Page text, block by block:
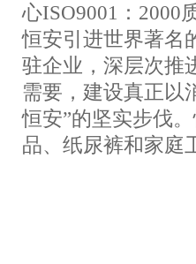
心ISO9001：2000
恒安引进世界著
驻企业，深层次推
需要，建设真正以
恒安”的坚实步伐
品、纸尿裤和家庭